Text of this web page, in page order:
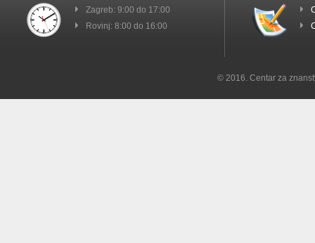
Zagreb: 9:00 do 17:00
Rovinj: 8:00 do 16:00
© 2016. Centar za